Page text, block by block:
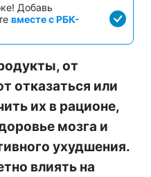
Добавь
вместе с РБК-
от
отказаться или
их в рационе,
мозга и
ухудшения.
влиять на